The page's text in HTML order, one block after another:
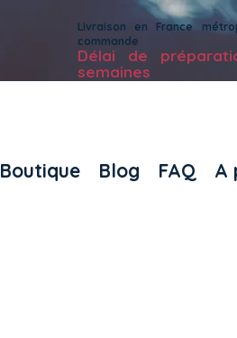
Livraison en France
commande
Délai de
semaines
Boutique Blog FAQ A